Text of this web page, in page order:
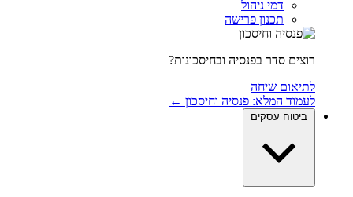
דמי ניהול
תכנון פרישה
רוצים סדר בפנסיה ובחיסכונות?
לתיאום שיחה
לעמוד המלא: פנסיה וחיסכון ←
ביטוח עסקים